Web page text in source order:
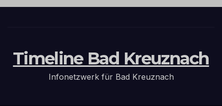
Timeline Bad Kreuznach
Infonetzwerk für Bad Kreuznach